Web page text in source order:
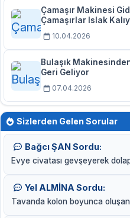
Çamaşır Makinesi
Çamaşırlar Islak
10.04.2026
Bulaşık
Geri Geliyor
07.04.2026
Sizlerden Gelen Sorular
Bağcı ŞAN Sordu:
Evye civatası gevşeyerek dolap
Yel ALMİNA Sordu:
Tavanda kolon boyunca